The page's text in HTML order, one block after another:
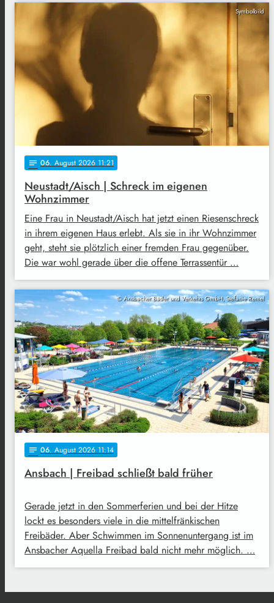
Symbolbild
notes 06. August 2026 11:21
Neustadt/Aisch | Schreck im eigenen
Wohnzimmer
Eine Frau in Neustadt/Aisch hat jetzt einen Riesenschreck
in ihrem eigenen Haus erlebt. Als sie in ihr Wohnzimmer
geht, steht sie plötzlich einer fremden Frau gegenüber.
Die war wohl gerade über die offene Terrassentür …
© Ansbacher Bäder und Verkehrs GmbH, Stefanie Remel
notes 06. August 2026 11:14
Ansbach | Freibad schließt bald früher
Gerade jetzt in den Sommerferien und bei der Hitze
lockt es besonders viele in die mittelfränkischen
Freibäder. Aber Schwimmen im Sonnenuntergang ist im
Ansbacher Aquella Freibad bald nicht mehr möglich. …